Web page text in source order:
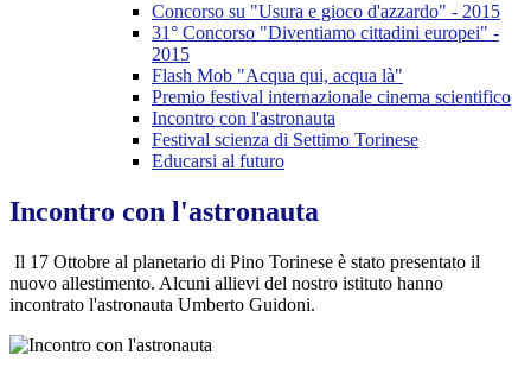
Concorso su "Usura e gioco d'azzardo" - 2015
31° Concorso "Diventiamo cittadini europei" -
2015
Flash Mob "Acqua qui, acqua là"
Premio festival internazionale cinema scientifico
Incontro con l'astronauta
Festival scienza di Settimo Torinese
Educarsi al futuro
Incontro con l'astronauta
Il 17 Ottobre al planetario di Pino Torinese è stato presentato il
nuovo allestimento. Alcuni allievi del nostro istituto hanno
incontrato l'astronauta Umberto Guidoni.